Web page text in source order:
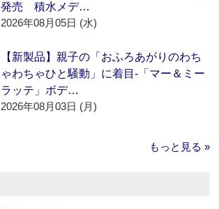
発売 積水メデ…
2026年08月05日 (水)
【新製品】親子の「おふろあがりのわち
ゃわちゃひと騒動」に着目‐「マー＆ミー
ラッテ」ボデ…
2026年08月03日 (月)
もっと見る »